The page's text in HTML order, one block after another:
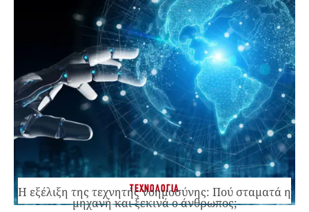
ΤΕΧΝΟΛΟΓΙΑ
Η εξέλιξη της τεχνητής νοημοσύνης: Πού σταματά η
μηχανή και ξεκινά ο άνθρωπος;